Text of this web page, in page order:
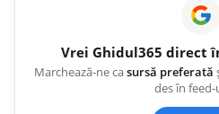
Vrei Ghidul365 direct
Marchează-ne casursă preferată
des în